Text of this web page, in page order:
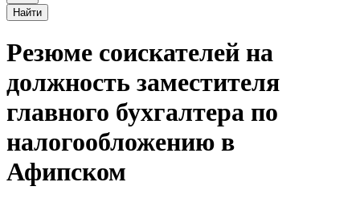
Найти
Резюме соискателей на
должность заместителя
главного бухгалтера по
налогообложению в
Афипском